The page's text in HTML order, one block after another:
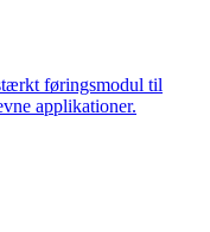
føringsmodul til
applikationer.